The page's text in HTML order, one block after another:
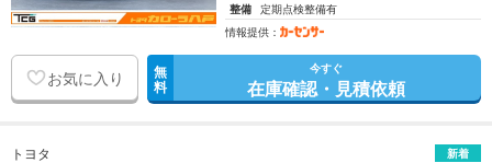
整備 定期点検整備有
情報提供：
お気に入り 無
料
今すぐ
在庫確認・見積依頼
トヨタ 新着